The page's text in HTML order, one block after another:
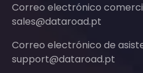
Correo electrónico
sales@dataroad.pt
Correo electrónico de
support@dataroad.pt